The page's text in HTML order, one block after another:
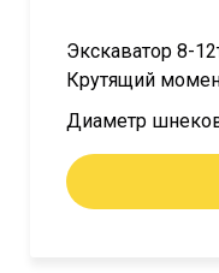
Экскаватор 8-
Крутящий
Диаметр